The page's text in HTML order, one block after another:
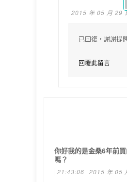
2015 年 05 月 29
已回復，謝謝提
回覆此留言
你好我的是金桑6年前
嗎？
21:43:06 2015 年 05